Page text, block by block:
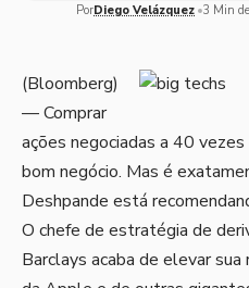
PorDiego Velázquez 3 Min
(Bloomberg)
— Comprar
ações negociadas a 40
bom negócio. Mas é
Deshpande está
O chefe de estratégia de
Barclays acaba de elevar sua